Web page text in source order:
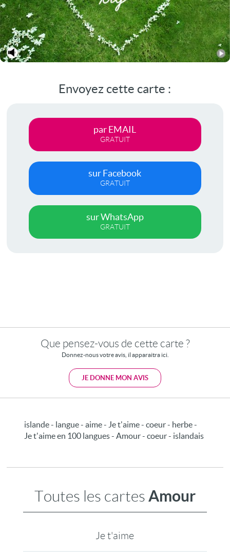
Envoyez cette carte :
par EMAIL
GRATUIT
sur Facebook
GRATUIT
sur WhatsApp
GRATUIT
Que pensez-vous de cette carte ?
Donnez-nous votre avis, il apparaitra ici.
JE DONNE MON AVIS
islande - langue - aime - Je t'aime - coeur - herbe -
Je t'aime en 100 langues - Amour - coeur - islandais
Toutes les cartes Amour
Je t'aime